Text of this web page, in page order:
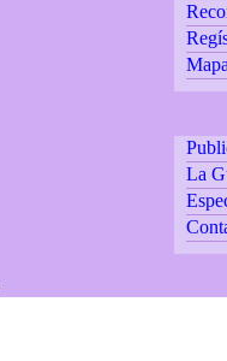
La